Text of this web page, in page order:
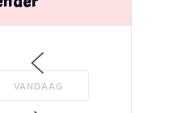
VANDAAG